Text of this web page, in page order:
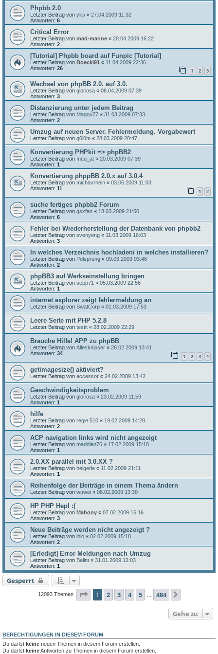
Phpbb 2.0
Letzter Beitrag von yks « 27.04.2009 11:32
Antworten: 6
Critical Error
Letzter Beitrag von mad-manne « 20.04.2009 16:22
Antworten: 2
[Tutorial] Phpbb board auf Funpic [Tutorial]
Letzter Beitrag von Boecki91 « 11.04.2009 22:36
Antworten: 26 1 2 3
Wechsel von phpBB 2.0. auf 3.0.
Letzter Beitrag von gloriosa « 08.04.2009 07:39
Antworten: 3
Distanzierung unter jedem Beitrag
Letzter Beitrag von Magou77 « 31.03.2009 07:33
Antworten: 2
Umzug auf neuen Server. Fehlermeldung. Vorgabewert
Letzter Beitrag von g0l0m « 28.03.2009 20:47
Konvertierung PHPkit => phpBB2
Letzter Beitrag von Incu_at « 20.03.2009 07:39
Antworten: 1
Konvertierung phppBB 2.0.x auf 3.0.4
Letzter Beitrag von michavrhein « 03.06.2009 11:03
Antworten: 11 1 2
suche fertiges phpbb2 Forum
Letzter Beitrag von gsxfan « 18.03.2009 21:50
Antworten: 6
Fehler bei Wiederherstellung der Datenbank von phpbb2
Letzter Beitrag von svenyeng « 11.03.2009 16:03
Antworten: 3
In welches Verzeichnis hochladen/ in welches installieren?
Letzter Beitrag von Polsprung « 09.03.2009 03:48
Antworten: 2
phpBB3 auf Werkseinstellung bringen
Letzter Beitrag von sepp71 « 05.03.2009 22:56
Antworten: 1
internet explorer zeigt fehlermeldung an
Letzter Beitrag von SwatCorp « 01.03.2009 17:53
Leere Seite mit PHP 5.2.8
Letzter Beitrag von testit « 28.02.2009 22:29
Brauche Hilfe! APP zu phpBB
Letzter Beitrag von Allesknipser « 28.02.2009 13:41
Antworten: 34 1 2 3 4
getimagesize() aktiviert?
Letzter Beitrag von accessor « 24.02.2009 13:42
Geschwindigkeitsproblem
Letzter Beitrag von gloriosa « 23.02.2009 11:59
Antworten: 1
hilfe
Letzter Beitrag von regie 510 « 19.02.2009 14:28
Antworten: 2
ACP navigation links wird nicht angezeigt
Letzter Beitrag von maddien76 « 17.02.2009 15:18
Antworten: 1
2.0.XX parallel mit 3.0.XX ?
Letzter Beitrag von heigerle « 11.02.2009 21:11
Antworten: 1
Reihenfolge der Beiträge in einem Thema ändern
Letzter Beitrag von wuwei « 08.02.2009 13:30
HP PHP Hepl :(
Letzter Beitrag von Mahony « 07.02.2009 16:16
Antworten: 3
Neue Beiträge werden nicht angezeigt ?
Letzter Beitrag von ibio « 02.02.2009 15:18
Antworten: 2
[Erledigt] Error Meldungen nach Umzug
Letzter Beitrag von Balint « 31.01.2009 12:03
Antworten: 1
Gesperrt
12093 Themen Seite 1von 484
1 2 3 4 5 484
Gehe zu
BERECHTIGUNGEN IN DIESEM FORUM
Du darfst keine neuen Themen in diesem Forum erstellen.
Du darfst keineAntworten zu Themen in diesem Forum erstellen.